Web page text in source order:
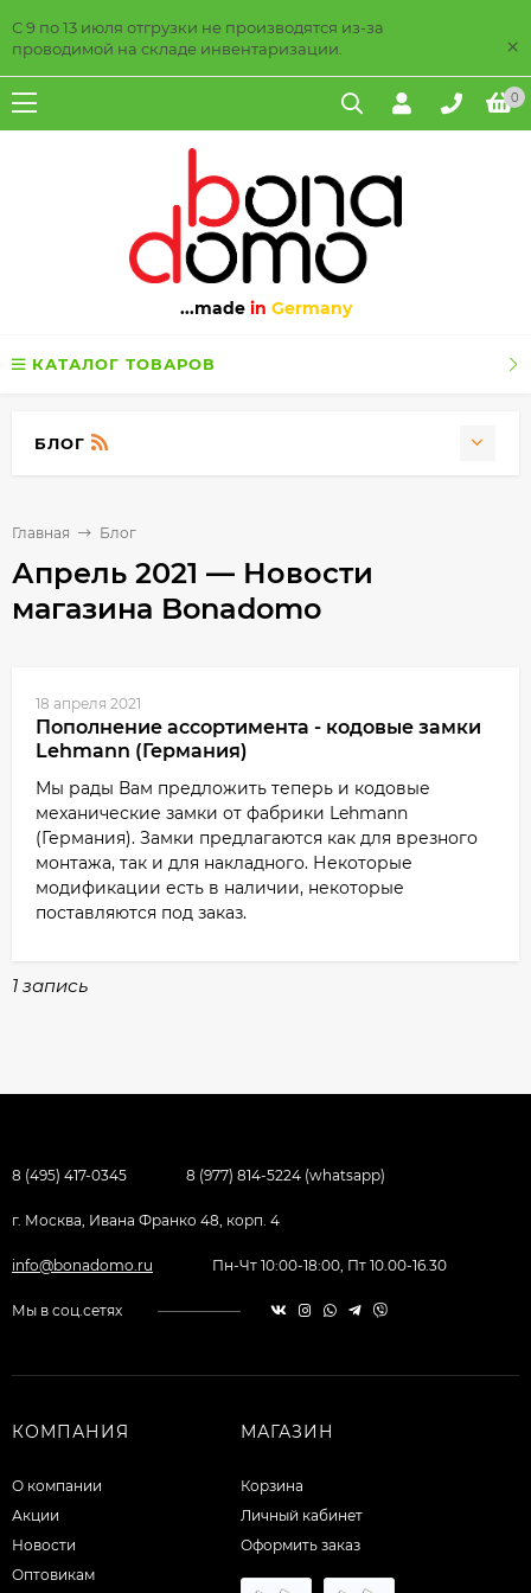
С 9 по 13 июля отгрузки не производятся из-за
проводимой на складе инвентаризации.
×
0
...made in Germany
КАТАЛОГ ТОВАРОВ
Главная Блог
Апрель 2021 — Новости
магазина Bonadomo
18 апреля 2021
Пополнение ассортимента - кодовые замки
Lehmann (Германия)
Мы рады Вам предложить теперь и кодовые
механические замки от фабрики Lehmann
(Германия). Замки предлагаются как для врезного
монтажа, так и для накладного. Некоторые
модификации есть в наличии, некоторые
поставляются под заказ.
1 запись
БЛОГ
8 (495) 417-0345 8 (977) 814-5224 (whatsapp)
г. Москва, Ивана Франко 48, корп. 4
info@bonadomo.ru Пн-Чт 10:00-18:00, Пт 10.00-16.30
Мы в соц.сетях
КОМПАНИЯ
О компании
Акции
Новости
Оптовикам
МАГАЗИН
Корзина
Личный кабинет
Оформить заказ